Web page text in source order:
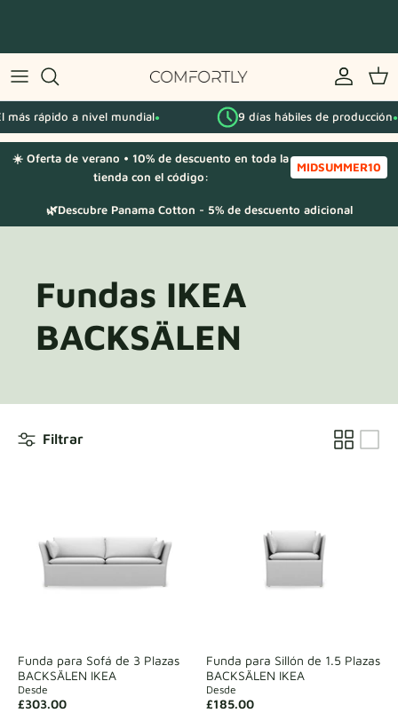
contenido
Por serie IKEA
Por categoría
Muestras de tela
Muestras de tela
más rápido a nivel mundial● 9 días hábiles de producción●
☀️ Oferta de verano • 10% de descuento en toda la
tienda con el código:
MIDSUMMER10
🌿Descubre Panama Cotton - 5% de descuento adicional
Fundas IKEA
BACKSÄLEN
Filtrar
Funda para Sofá de 3 Plazas
BACKSÄLEN IKEA
Desde
£303.00
Funda para Sillón de 1.5 Plazas
BACKSÄLEN IKEA
Desde
£185.00